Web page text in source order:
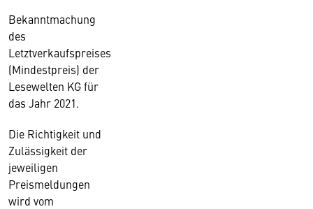
Bekanntmachung
des
Letztverkaufspreises
(Mindestpreis) der
Lesewelten KG für
das Jahr 2021.
Die Richtigkeit und
Zulässigkeit der
jeweiligen
Preismeldungen
wird vom